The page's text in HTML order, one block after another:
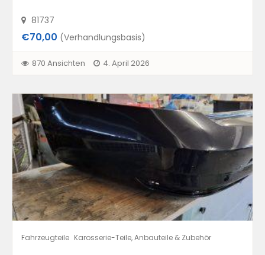
81737
€70,00 (Verhandlungsbasis)
870 Ansichten 4. April 2026
Fahrzeugteile Karosserie-Teile, Anbauteile & Zubehör